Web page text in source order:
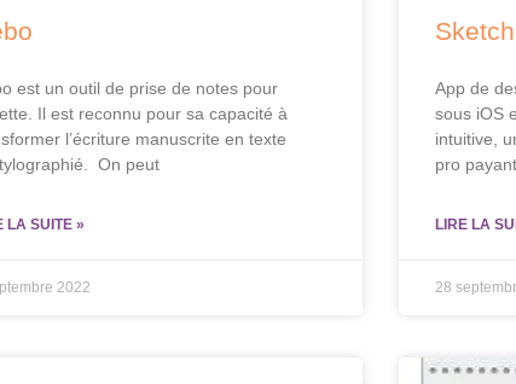
est un outil de prise de notes pour
Il est reconnu pour sa capacité à
l’écriture manuscrite en texte
On peut
LA SUITE »
2022
App de
sous iOS
intuitive,
pro
LIRE LA
28